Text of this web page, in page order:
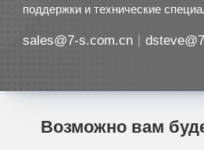
поддержки и технические
sales@7-s.com.cn
Возможно вам